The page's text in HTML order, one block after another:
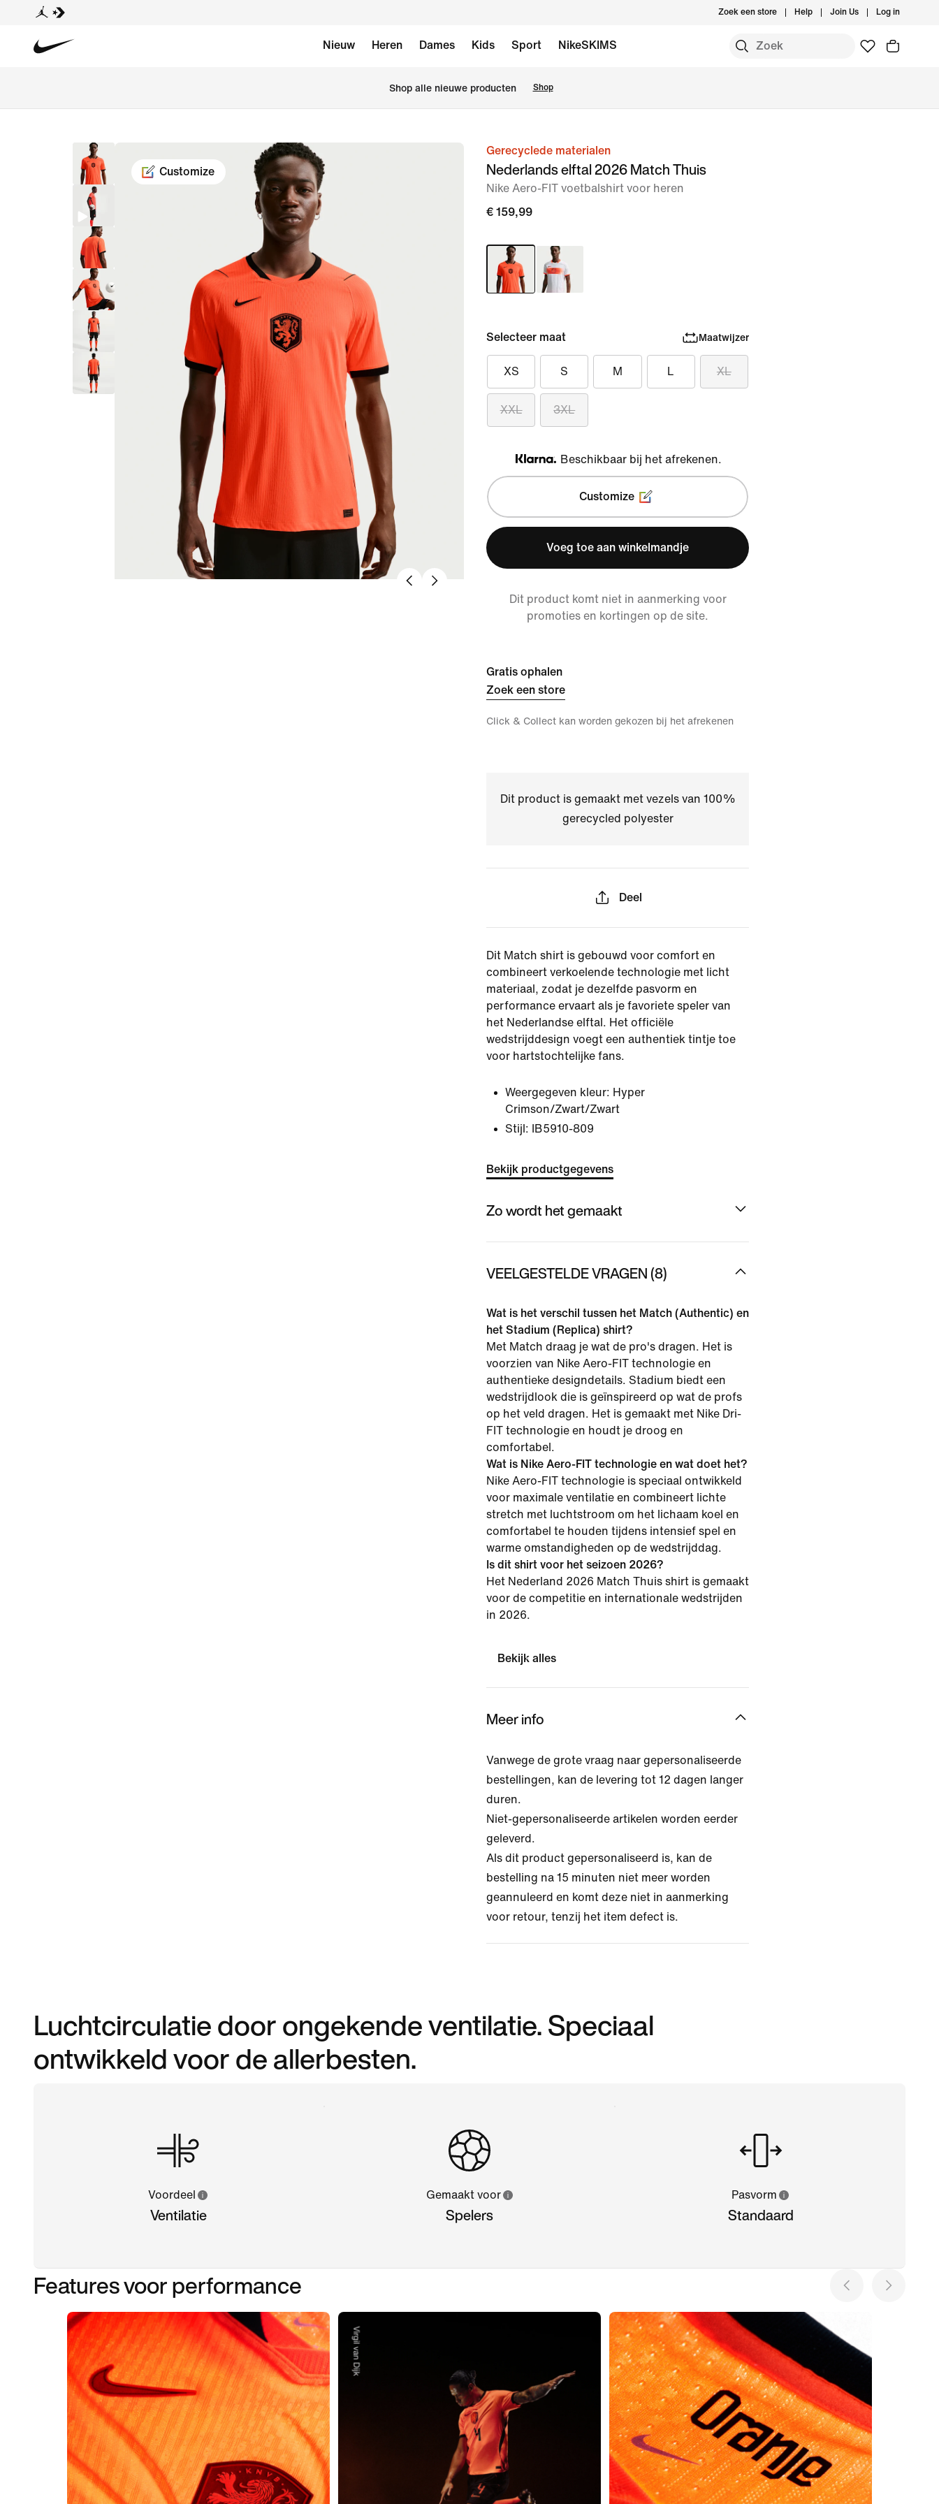
Zoek een store Help Join Us Log in
Nieuw Heren Dames Kids Sport NikeSKIMS
Shop alle nieuwe producten Shop
afbeelding
Customize
Gerecyclede materialen
Nederlands elftal 2026 Match Thuis
Nike Aero-FIT voetbalshirt voor heren
€ 159,99
Selecteer maat Maatwijzer
XS S M L XL
XXL 3XL
Klarna
Beschikbaar bij het afrekenen.
Customize
Voeg toe aan winkelmandje
Dit product komt niet in aanmerking voor
promoties en kortingen op de site.
Gratis ophalen
Zoek een store
Click & Collect kan worden gekozen bij het afrekenen
Dit product is gemaakt met vezels van 100%
gerecycled polyester
Deel
Dit Match shirt is gebouwd voor comfort en
combineert verkoelende technologie met licht
materiaal, zodat je dezelfde pasvorm en
performance ervaart als je favoriete speler van
het Nederlandse elftal. Het officiële
wedstrijddesign voegt een authentiek tintje toe
voor hartstochtelijke fans.
Weergegeven kleur: Hyper
Crimson/Zwart/Zwart
Stijl:
IB5910-809
Bekijk productgegevens
Zo wordt het gemaakt
VEELGESTELDE VRAGEN (8)
Wat is het verschil tussen het Match (Authentic) en
het Stadium (Replica) shirt?
Met Match draag je wat de pro's dragen. Het is
voorzien van Nike Aero-FIT technologie en
authentieke designdetails. Stadium biedt een
wedstrijdlook die is geïnspireerd op wat de profs
op het veld dragen. Het is gemaakt met Nike Dri-
FIT technologie en houdt je droog en
comfortabel.
Wat is Nike Aero-FIT technologie en wat doet het?
Nike Aero-FIT technologie is speciaal ontwikkeld
voor maximale ventilatie en combineert lichte
stretch met luchtstroom om het lichaam koel en
comfortabel te houden tijdens intensief spel en
warme omstandigheden op de wedstrijddag.
Is dit shirt voor het seizoen 2026?
Het Nederland 2026 Match Thuis shirt is gemaakt
voor de competitie en internationale wedstrijden
in 2026.
Bekijk alles
Meer info
Vanwege de grote vraag naar gepersonaliseerde
bestellingen, kan de levering tot 12 dagen langer
duren.
Niet-gepersonaliseerde artikelen worden eerder
geleverd.
Als dit product gepersonaliseerd is, kan de
bestelling na 15 minuten niet meer worden
geannuleerd en komt deze niet in aanmerking
voor retour, tenzij het item defect is.
Luchtcirculatie door ongekende ventilatie. Speciaal
ontwikkeld voor de allerbesten.
Voordeel
Ventilatie
Gemaakt voor
Spelers
Pasvorm
Standaard
Features voor performance